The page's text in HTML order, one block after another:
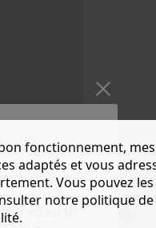
to
JEAN
17,99 €-
Couleur :
fonctionnement,
adaptés et vous
Vous pouvez les
notre politique de